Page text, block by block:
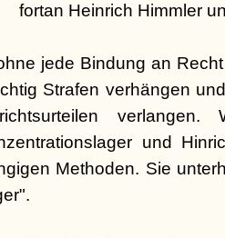
fortan Heinrich Himmler
jede Bindung an
Strafen verhängen
verlangen.
und
Methoden. Sie